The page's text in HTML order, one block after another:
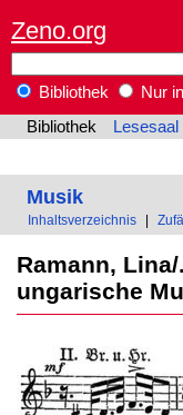
Zeno.org
Bibliothek
Nur
Bibliothek
Lesesaal
Musik
Inhaltsverzeichnis
Ramann,
ungarische